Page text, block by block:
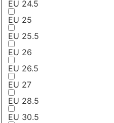
EU 24.5
EU 25
EU 25.5
EU 26
EU 26.5
EU 27
EU 28.5
EU 30.5